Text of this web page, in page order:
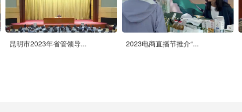
昆明市2023年省管领导... 2023电商直播节推介“...